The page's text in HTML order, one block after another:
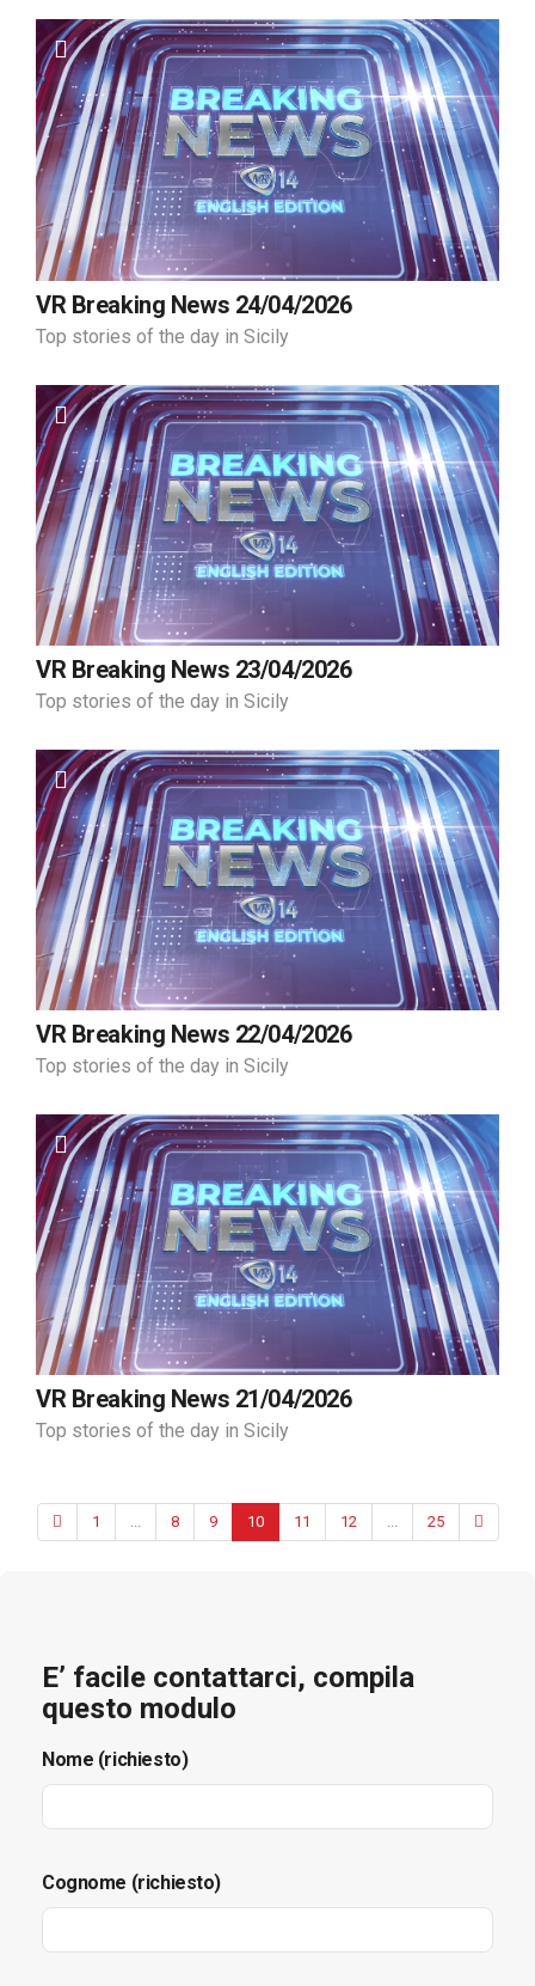
VR Breaking News 24/04/2026
Top stories of the day in Sicily
VR Breaking News 23/04/2026
Top stories of the day in Sicily
VR Breaking News 22/04/2026
Top stories of the day in Sicily
VR Breaking News 21/04/2026
Top stories of the day in Sicily
1 ... 8 9 10 11 12 ... 25
E’ facile contattarci, compila
questo modulo
Nome (richiesto)
Cognome (richiesto)